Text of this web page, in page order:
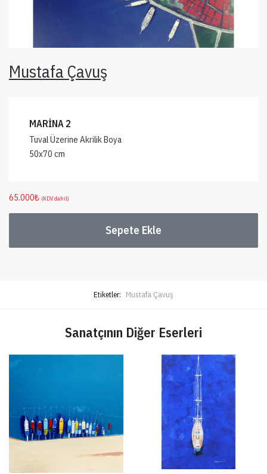
Mustafa Çavuş
MARİNA 2
Tuval Üzerine Akrilik Boya
50x70 cm
65.000₺ (KDV dahil)
Sepete Ekle
Etiketler: Mustafa Çavuş
Sanatçının Diğer Eserleri